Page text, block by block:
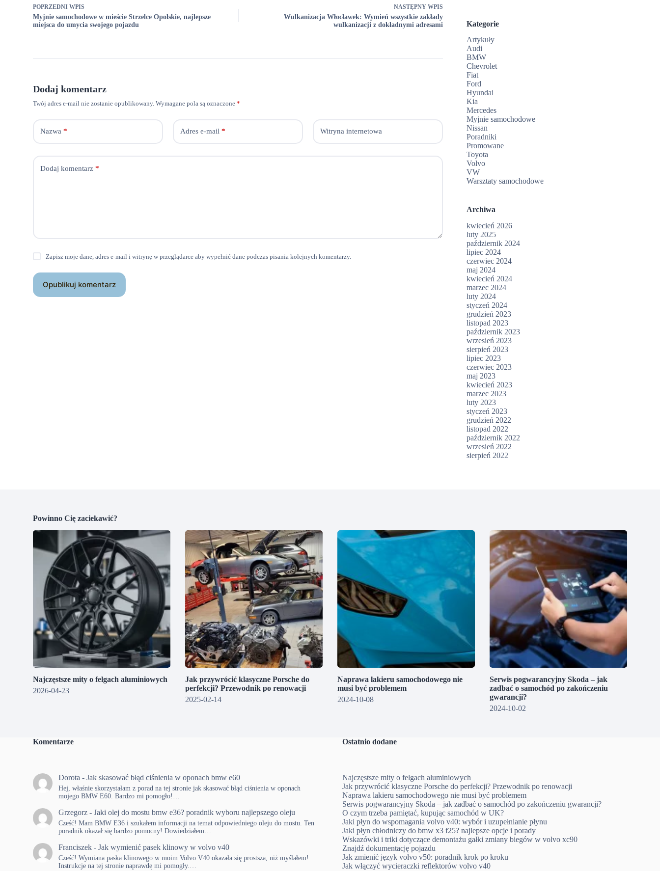
POPRZEDNIWPIS
Myjnie samochodowe w mieście Strzelce Opolskie, najlepsze
miejsca do umycia swojego pojazdu
NASTĘPNY WPIS
Wulkanizacja Włocławek: Wymień wszystkie zakłady
wulkanizacji z dokładnymi adresami
Dodaj komentarz
Twój adres e-mail nie zostanie opublikowany. Wymagane pola są oznaczone*
Nazwa * Adres e-mail * Witryna internetowa
Dodaj komentarz *
Zapisz moje dane, adres e-mail i witrynę w przeglądarce aby wypełnić dane podczas pisania kolejnych komentarzy.
Opublikuj komentarz
Kategorie
Artykuły
Audi
BMW
Chevrolet
Fiat
Ford
Hyundai
Kia
Mercedes
Myjnie samochodowe
Nissan
Poradniki
Promowane
Toyota
Volvo
VW
Warsztaty samochodowe
Archiwa
kwiecień 2026
luty 2025
październik 2024
lipiec 2024
czerwiec 2024
maj 2024
kwiecień 2024
marzec 2024
luty 2024
styczeń 2024
grudzień 2023
listopad 2023
październik 2023
wrzesień 2023
sierpień 2023
lipiec 2023
czerwiec 2023
maj 2023
kwiecień 2023
marzec 2023
luty 2023
styczeń 2023
grudzień 2022
listopad 2022
październik 2022
wrzesień 2022
sierpień 2022
Powinno Cię zaciekawić?
Najczęstsze mity o felgach aluminiowych
2026-04-23
Jak przywrócić klasyczne Porsche do
perfekcji? Przewodnik po renowacji
2025-02-14
Naprawa lakieru samochodowego nie
musi być problemem
2024-10-08
Serwis pogwarancyjny Skoda – jak
zadbać o samochód po zakończeniu
gwarancji?
2024-10-02
Komentarze
Dorota -Jak skasować błąd ciśnienia w oponach bmw e60
Hej, właśnie skorzystałam z porad na tej stronie jak skasować błąd ciśnienia w oponach
mojego BMW E60. Bardzo mi pomogło!…
Grzegorz -Jaki olej do mostu bmw e36? poradnik wyboru najlepszego oleju
Cześć! Mam BMW E36 i szukałem informacji na temat odpowiedniego oleju do mostu. Ten
poradnik okazał się bardzo pomocny! Dowiedziałem…
Franciszek -Jak wymienić pasek klinowy w volvo v40
Cześć! Wymiana paska klinowego w moim Volvo V40 okazała się prostsza, niż myślałem!
Instrukcje na tej stronie naprawdę mi pomogły.…
Ostatnio dodane
Najczęstsze mity o felgach aluminiowych
Jak przywrócić klasyczne Porsche do perfekcji? Przewodnik po renowacji
Naprawa lakieru samochodowego nie musi być problemem
Serwis pogwarancyjny Skoda – jak zadbać o samochód po zakończeniu gwarancji?
O czym trzeba pamiętać, kupując samochód w UK?
Jaki płyn do wspomagania volvo v40: wybór i uzupełnianie płynu
Jaki płyn chłodniczy do bmw x3 f25? najlepsze opcje i porady
Wskazówki i triki dotyczące demontażu gałki zmiany biegów w volvo xc90
Znajdź dokumentację pojazdu
Jak zmienić język volvo v50: poradnik krok po kroku
Jak włączyć wycieraczki reflektorów volvo v40